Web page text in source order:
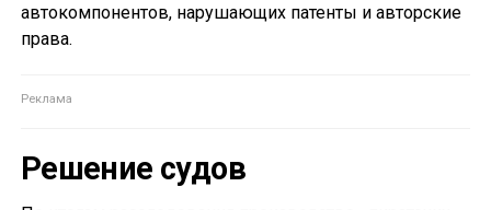
автокомпонентов, нарушающих патенты и авторские
права.
Решение судов